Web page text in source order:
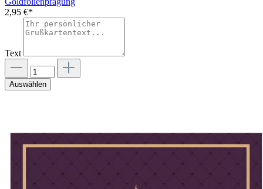
2,95 €*
Text
Auswählen